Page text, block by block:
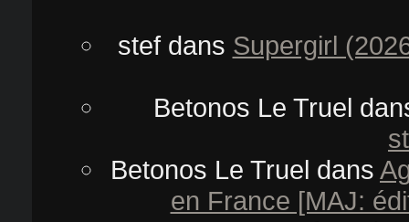
stefdans Supergirl
Betonos Le Truel
Betonos Le Truel dans
en France [MAJ: